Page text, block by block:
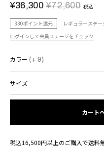
¥36,300 ¥72,600 税込
330ポイント還元
レギュラーステー
ログインして会員ステージをチェック
カラー (+ 9)
サイズ
カート
税込16,500円以上のご購入で送料